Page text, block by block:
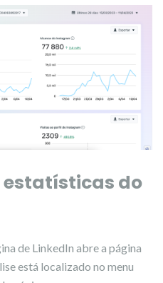
estatísticas do
de LinkedIn abre a página
está localizado no menu